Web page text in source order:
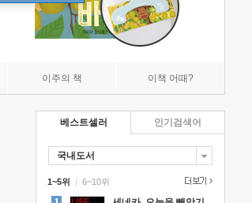
이주의 책 이책 어때?
베스트셀러
국내도서
1~5위 | 6~10위
인기검색어